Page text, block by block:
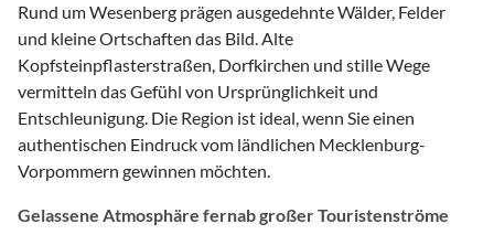
Rund um Wesenberg prägen ausgedehnte Wälder, Felder
und kleine Ortschaften das Bild. Alte
Kopfsteinpflasterstraßen, Dorfkirchen und stille Wege
vermitteln das Gefühl von Ursprünglichkeit und
Entschleunigung. Die Region ist ideal, wenn Sie einen
authentischen Eindruck vom ländlichen Mecklenburg-
Vorpommern gewinnen möchten.
Gelassene Atmosphäre fernab großer Touristenströme